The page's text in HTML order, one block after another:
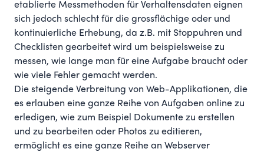
etablierte Messmethoden für Verhaltensdaten eignen
sich jedoch schlecht für die grossflächige oder und
kontinuierliche Erhebung, da z.B. mit Stoppuhren und
Checklisten gearbeitet wird um beispielsweise zu
messen, wie lange man für eine Aufgabe braucht oder
wie viele Fehler gemacht werden.
Die steigende Verbreitung von Web-Applikationen, die
es erlauben eine ganze Reihe von Aufgaben online zu
erledigen, wie zum Beispiel Dokumente zu erstellen
und zu bearbeiten oder Photos zu editieren,
ermöglicht es eine ganze Reihe an Webserver